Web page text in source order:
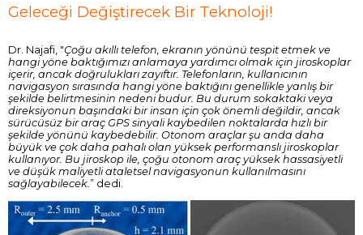
Geleceği Değiştirecek Bir Teknoloji!
Dr. Najafi, "Çoğu akıllı telefon, ekranın yönünü tespit etmek ve
hangi yöne baktığımızı anlamaya yardımcı olmak için jiroskoplar
içerir, ancak doğrulukları zayıftır. Telefonların, kullanıcının
navigasyon sırasında hangi yöne baktığını genellikle yanlış bir
şekilde belirtmesinin nedeni budur. Bu durum sokaktaki veya
direksiyonun başındaki bir insan için çok önemli değildir, ancak
sürücüsüz bir araç GPS sinyali kaybedilen noktalarda hızlı bir
şekilde yönünü kaybedebilir. Otonom araçlar şu anda daha
büyük ve çok daha pahalı olan yüksek performanslı jiroskoplar
kullanıyor. Bu jiroskop ile, çoğu otonom araç yüksek hassasiyetli
ve düşük maliyetli ataletsel navigasyonun kullanılmasını
sağlayabilecek. ” dedi.